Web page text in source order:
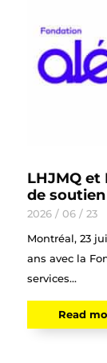
LHJMQ et
de
2026 / 06 / 23
Montréal, 23
ans avec la
services...
Read